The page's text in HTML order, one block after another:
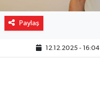
Paylaş
12.12.2025 - 16:04